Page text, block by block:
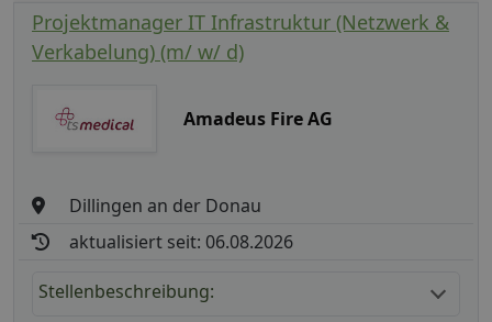
Projektmanager IT Infrastruktur (Netzwerk &
Verkabelung) (m/ w/ d)
Amadeus Fire AG
Dillingen an der Donau
aktualisiert seit: 06.08.2026
Stellenbeschreibung: